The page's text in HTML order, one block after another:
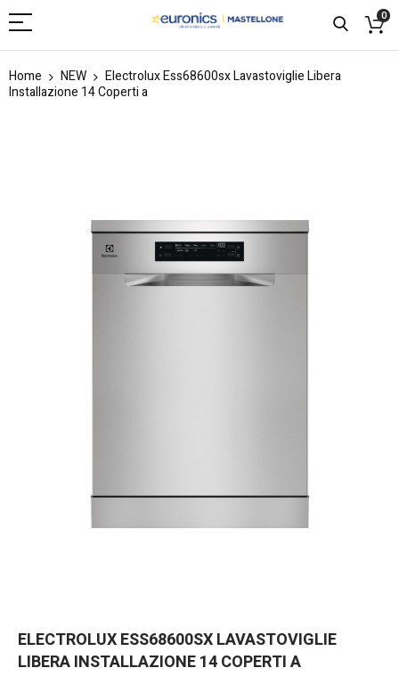
0
Home NEW
Electrolux Ess68600sx Lavastoviglie Libera
Installazione 14 Coperti a
Skip
the
ELECTROLUX ESS68600SX LAVASTOVIGLIE
LIBERA INSTALLAZIONE 14 COPERTI A